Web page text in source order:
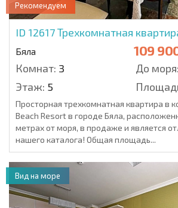
Рекомендуем
ID 12617Трехкомнатная
Бяла 109
Комнат: 3 До моря:
Этаж: 5
Просторная трехкомнатная квартира в
Beach Resort в городе Бяла,
метрах от моря, в продаже и является
нашего каталога! Общая площадь...
Вид на море